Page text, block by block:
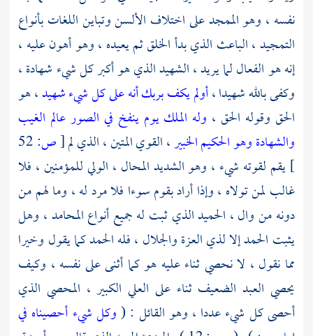
نفسه ، وهو الممجد على اختلاف الألسن وتباين اللغات بأنواع
التمجيد ، الباعث الذي بدأ الخلق ثم يعيده ، وهو أهون عليه ،
إنه هو الفعال لما يريد ، الشهيد الذي هو أكبر كل شيء شهادة ،
وكفى بالله شهيدا ،أولم يكف بربك أنه على كل شيء شهيد، هو
الحق وقوله الحق ، وله الملك يوم ينفخ في الصور عالم الغيب
والشهادة وهو الحكيم الخبير، القوي المتين ، الذي لم[ص:52
]يقم لقوته شيء ، وهو الشديد المحال ، الولي للمؤمنين ، فلا
غالب لمن تولاه ، وإذا أراد بقوم سوءا فلا مرد له ، وما لهم من
دونه من وال ، الحميد الذي ثبت له جميع أنواع المحامد ، وهل
يثبت الحمد إلا لذي العزة والجلال ، فله الحمد كما يقول وخيرا
مما نقول ، لا نحصي ثناء عليه هو كما أثنى على نفسه ، وكيف
يحصي العبد الضعيف ثناء على العلي الكبير ، المحصي الذي
أحصى كل شيء عددا ، وهو القائل : (وكل شيء أحصيناه في